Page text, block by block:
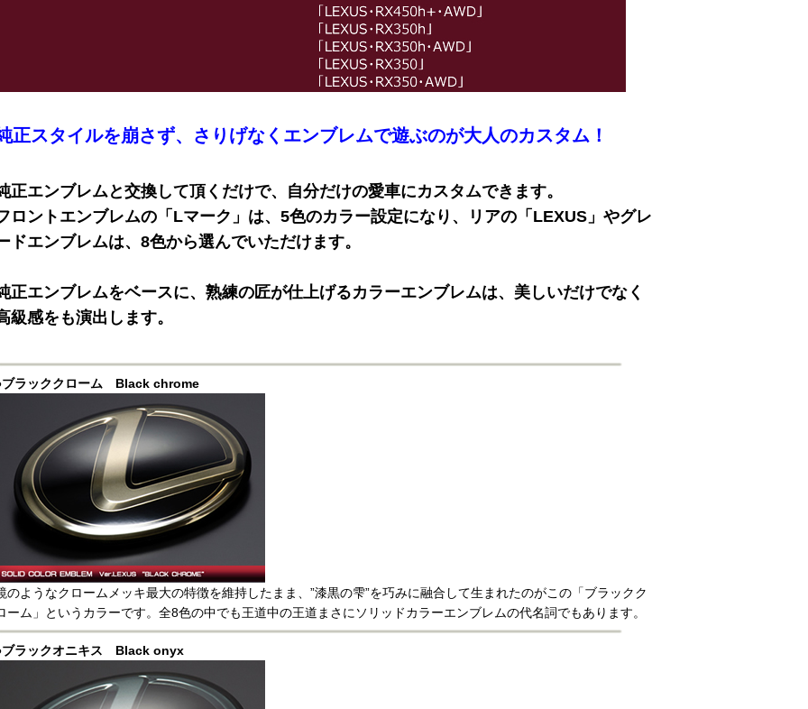
正スタイルを崩さず、さりげなくエンブレムで遊ぶのが大人のカスタム！
正エンブレムと交換して頂くだけで、自分だけの愛車にカスタムできます。
ロントエンブレムの「Lマーク」は、5色のカラー設定になり、リアの「LEXUS」やグレ
ドエンブレムは、8色から選んでいただけます。
正エンブレムをベースに、熟練の匠が仕上げるカラーエンブレムは、美しいだけでなく
級感をも演出します。
ブラッククローム Black chrome
のようなクロームメッキ最大の特徴を維持したまま、”漆黒の雫”を巧みに融合して生まれたのがこの「ブラックク
ーム」というカラーです。全8色の中でも王道中の王道まさにソリッドカラーエンブレムの代名詞でもあります。
ブラックオニキス Black onyx